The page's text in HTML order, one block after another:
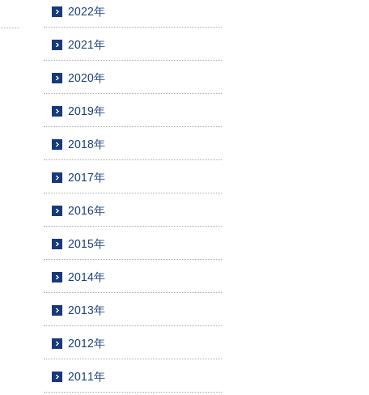
2022年
2021年
2020年
2019年
2018年
2017年
2016年
2015年
2014年
2013年
2012年
2011年